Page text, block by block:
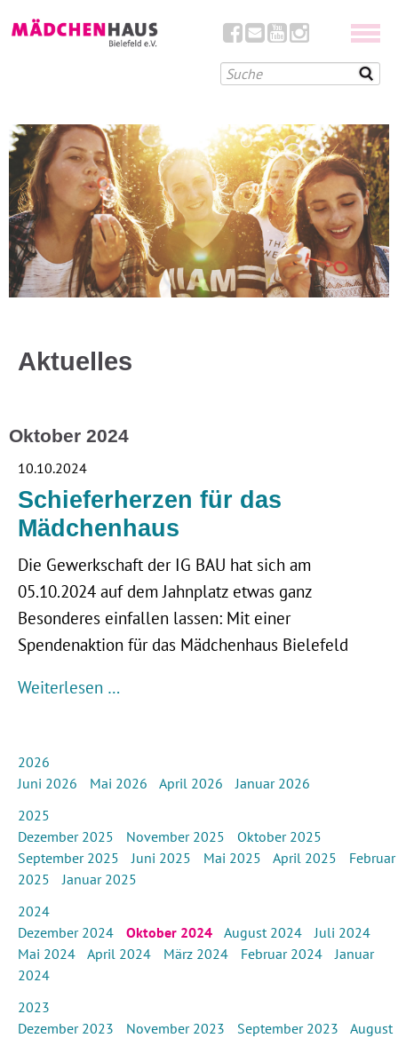
Aktuelles
Oktober 2024
10.10.2024
Schieferherzen für das
Mädchenhaus
Die Gewerkschaft der IG BAU hat sich am
05.10.2024 auf dem Jahnplatz etwas ganz
Besonderes einfallen lassen: Mit einer
Spendenaktion für das Mädchenhaus Bielefeld
Weiterlesen …
2026
Juni 2026
Mai 2026 April 2026
Januar 2026
2025
Dezember 2025
November 2025
Oktober 2025
September 2025
Juni 2025 Mai 2025 April 2025
Februar
2025
Januar 2025
2024
Dezember 2024
Oktober 2024 August 2024
Juli 2024
Mai 2024
April 2024 März 2024 Februar 2024
Januar
2024
2023
Dezember 2023
November 2023 September 2023
August